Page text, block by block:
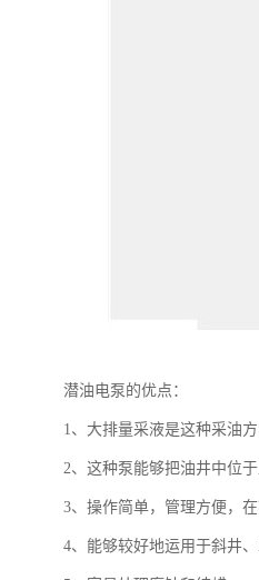
潜油电泵的优点：
1、大排量采液是这种采油
2、这种泵能够把油井中位
3、操作简单，管理方便，
4、能够较好地运用于斜井